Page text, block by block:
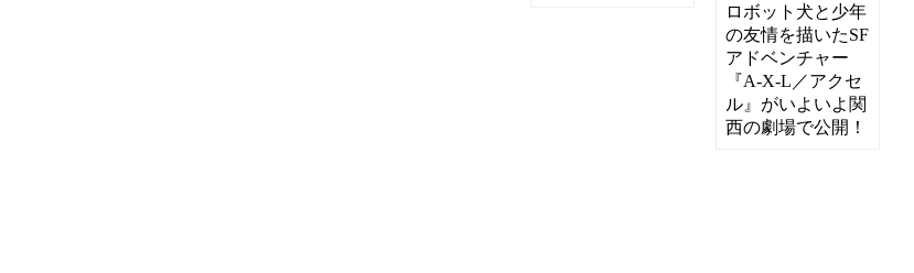
ロボット犬と少年
の友情を描いたSF
アドベンチャー
『A-X-L／アクセ
ル』がいよいよ関
西の劇場で公開！